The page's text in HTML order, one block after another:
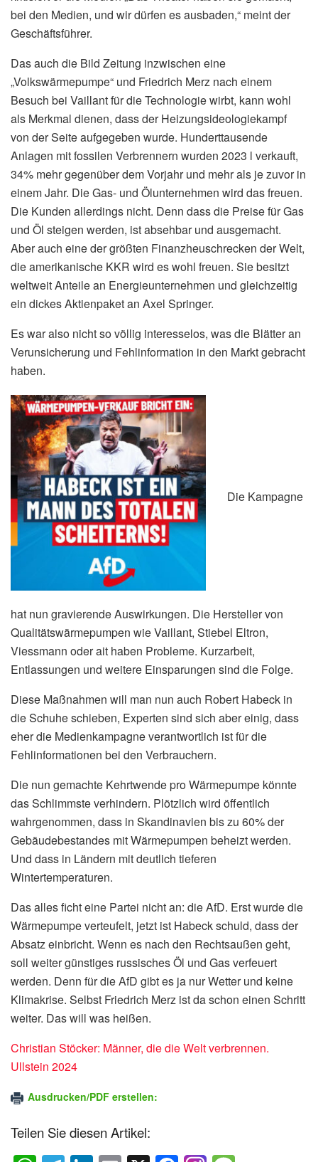
bei den Medien, und wir dürfen es ausbaden,“ meint der
Geschäftsführer.
Das auch die Bild Zeitung inzwischen eine
„Volkswärmepumpe“ und Friedrich Merz nach einem
Besuch bei Vaillant für die Technologie wirbt, kann wohl
als Merkmal dienen, dass der Heizungsideologiekampf
von der Seite aufgegeben wurde. Hunderttausende
Anlagen mit fossilen Verbrennern wurden 2023 l verkauft,
34% mehr gegenüber dem Vorjahr und mehr als je zuvor in
einem Jahr. Die Gas- und Ölunternehmen wird das freuen.
Die Kunden allerdings nicht. Denn dass die Preise für Gas
und Öl steigen werden, ist absehbar und ausgemacht.
Aber auch eine der größten Finanzheuschrecken der Welt,
die amerikanische KKR wird es wohl freuen. Sie besitzt
weltweit Anteile an Energieunternehmen und gleichzeitig
ein dickes Aktienpaket an Axel Springer.
Es war also nicht so völlig interesselos, was die Blätter an
Verunsicherung und Fehlinformation in den Markt gebracht
haben.
Die Kampagne
hat nun gravierende Auswirkungen. Die Hersteller von
Qualitätswärmepumpen wie Vaillant, Stiebel Eltron,
Viessmann oder ait haben Probleme. Kurzarbeit,
Entlassungen und weitere Einsparungen sind die Folge.
Diese Maßnahmen will man nun auch Robert Habeck in
die Schuhe schieben, Experten sind sich aber einig, dass
eher die Medienkampagne verantwortlich ist für die
Fehlinformationen bei den Verbrauchern.
Die nun gemachte Kehrtwende pro Wärmepumpe könnte
das Schlimmste verhindern. Plötzlich wird öffentlich
wahrgenommen, dass in Skandinavien bis zu 60% der
Gebäudebestandes mit Wärmepumpen beheizt werden.
Und dass in Ländern mit deutlich tieferen
Wintertemperaturen.
Das alles ficht eine Partei nicht an: die AfD. Erst wurde die
Wärmepumpe verteufelt, jetzt ist Habeck schuld, dass der
Absatz einbricht. Wenn es nach den Rechtsaußen geht,
soll weiter günstiges russisches Öl und Gas verfeuert
werden. Denn für die AfD gibt es ja nur Wetter und keine
Klimakrise. Selbst Friedrich Merz ist da schon einen Schritt
weiter. Das will was heißen.
Christian Stöcker: Männer, die die Welt verbrennen.
Ullstein 2024
Ausdrucken/PDF erstellen:
Teilen Sie diesen Artikel: